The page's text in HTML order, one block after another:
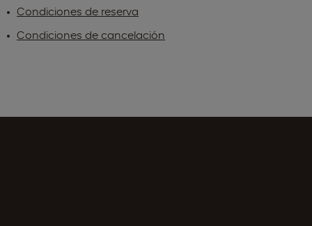
Condiciones de reserva
Condiciones de cancelación